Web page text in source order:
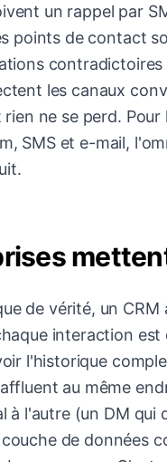
un rappel par
points de contact
les canaux
ne se perd.
SMS et e-mail,
de vérité, un
interaction
l'historique
au même
l'autre (un DM qui
de données